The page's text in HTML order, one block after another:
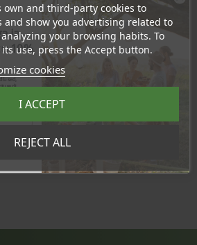
1499kJ/354kcal
own and third-party cookies to
and show you advertising related to
your browsing habits. To
use, press the Accept button.
cookies
REJECT ALL
I ACCEPT
ja
10%